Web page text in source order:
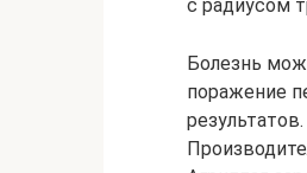
с радиусом
Болезнь
поражение